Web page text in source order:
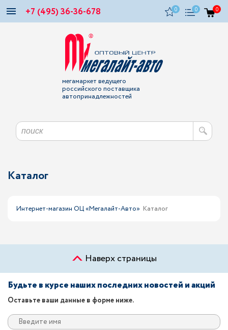
+7 (495) 36-36-678 0 0 0
мегамаркет ведущего
российского поставщика
автопринадлежностей
Каталог
Интернет-магазин ОЦ «Мегалайт-Авто» Каталог
Наверх страницы
Будьте в курсе наших последних новостей и акций
Оставьте ваши данные в форме ниже.